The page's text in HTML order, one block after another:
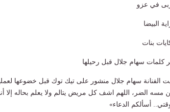
في عزو
البيضا
بنات
كلمات سهام جلال قبل رحيلها
الفنانة سهام جلال منشور على تيك توك قبل خضوعها
مسه الضر، اللهم اشف كل مريض يتالم ولا يعلم بحاله إلا
أسألكم الدعاء»